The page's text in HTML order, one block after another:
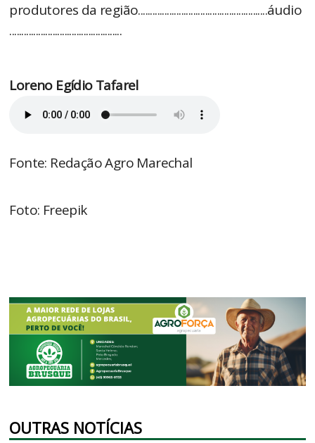
produtores da região......................................................áudio
...............................................
Loreno Egídio Tafarel
Fonte: Redação Agro Marechal
Foto: Freepik
OUTRAS NOTÍCIAS